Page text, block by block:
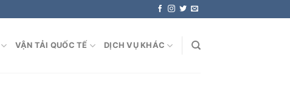
VẬN TẢI QUỐC TẾ DỊCH VỤ KHÁC